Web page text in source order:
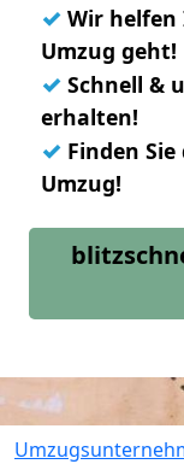
✓ Wir
Umzug geht!
✓ Schnell &
erhalten!
✓ Finden
Umzug!